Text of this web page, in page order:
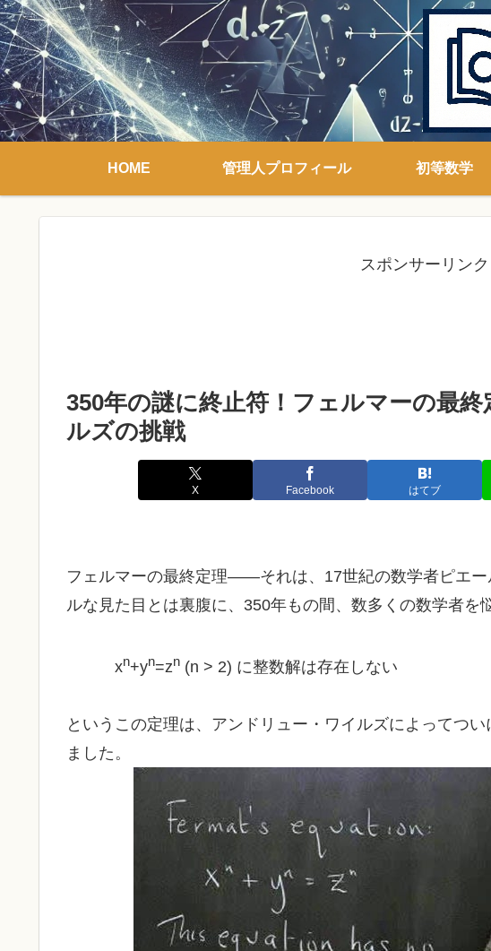
HOME 管理人プロフィール 初等数学
スポンサーリンク
350年の謎に終止符！フェルマーの最
ルズの挑戦
X Facebook はてブ
フェルマーの最終定理――それは、17世紀の数学者ピエ
ルな見た目とは裏腹に、350年もの間、数多くの数学者を
xn+yn=zn (n > 2) に整数解は存在しない
というこの定理は、アンドリュー・ワイルズによってつ
ました。